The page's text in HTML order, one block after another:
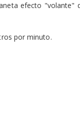
efecto "volante"
por minuto.